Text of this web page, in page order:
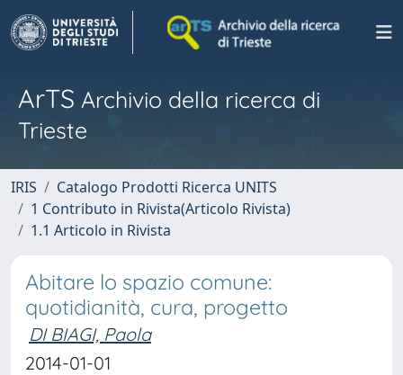
ArTS Archivio della ricerca di
Trieste
IRIS
Catalogo Prodotti Ricerca UNITS
1 Contributo in Rivista(Articolo Rivista)
1.1 Articolo in Rivista
Abitare lo spazio comune:
quotidianità, cura, progetto
DI BIAGI, Paola
2014-01-01